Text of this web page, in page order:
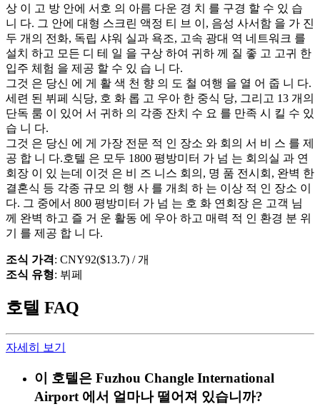
상 이 고 방 안에 서호 의 아름 다운 경 치 를 구경 할 수 있 습
니 다. 그 안에 대형 스크린 액정 티 브 이, 음성 사서함 을 가 진
두 개의 전화, 독립 샤워 실과 욕조, 고속 광대 역 네트워크 를
설치 하고 모든 디 테 일 을 구상 하여 귀하 께 질 좋 고 고귀 한
입주 체험 을 제공 할 수 있 습 니 다.
그것 은 당신 에 게 활 색 천 향 의 도 철 여행 을 열 어 줍 니 다.
세련 된 뷔페 식당, 호 화 롭 고 우아 한 중식 당, 그리고 13 개의
단독 룸 이 있어 서 귀하 의 각종 잔치 수 요 를 만족 시 킬 수 있
습 니 다.
그것 은 당신 에 게 가장 전문 적 인 장소 와 회의 서 비 스 를 제
공 합 니 다.호텔 은 모두 1800 평방미터 가 넘 는 회의실 과 연
회장 이 있 는데 이것 은 비 즈 니스 회의, 명 품 전시회, 완벽 한
결혼식 등 각종 규모 의 행 사 를 개최 하 는 이상 적 인 장소 이
다. 그 중에서 800 평방미터 가 넘 는 호 화 연회장 은 고객 님
께 완벽 하고 즐 거 운 활동 에 우아 하고 매력 적 인 환경 분 위
기 를 제공 합 니 다.
조식 가격: CNY92($13.7) / 개
조식 유형: 뷔페
호텔 FAQ
자세히 보기
이 호텔은 Fuzhou Changle International
Airport 에서 얼마나 떨어져 있습니까?